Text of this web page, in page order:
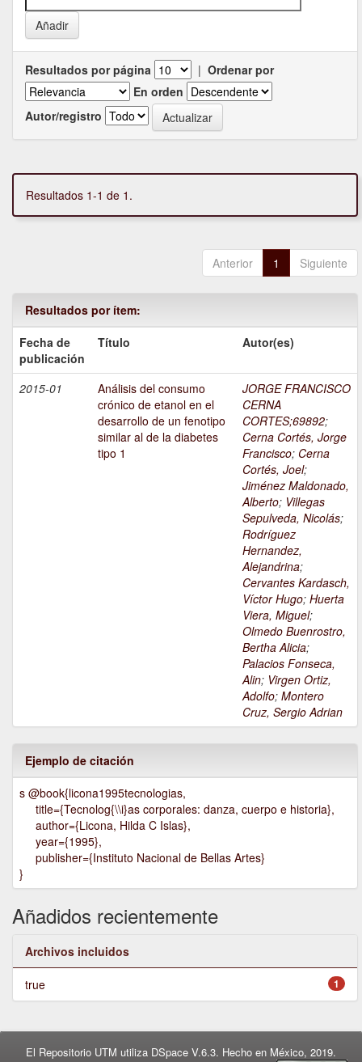
Resultados por página | Ordenar por
En orden
Autor/registro
Resultados 1-1 de 1.
Anterior 1 Siguiente
Resultados por ítem:
Fecha de
publicación
Título Autor(es)
2015-01
Análisis del consumo
crónico de etanol en el
desarrollo de un fenotipo
similar al de la diabetes
tipo 1
JORGE FRANCISCO
CERNA
CORTES;69892;
Cerna Cortés, Jorge
Francisco; Cerna
Cortés, Joel;
Jiménez Maldonado,
Alberto; Villegas
Sepulveda, Nicolás;
Rodríguez
Hernandez,
Alejandrina;
Cervantes Kardasch,
Víctor Hugo; Huerta
Viera, Miguel;
Olmedo Buenrostro,
Bertha Alicia;
Palacios Fonseca,
Alin; Virgen Ortiz,
Adolfo; Montero
Cruz, Sergio Adrian
Ejemplo de citación
s @book{licona1995tecnologias,
title={Tecnolog{\\i}as corporales: danza, cuerpo e historia},
author={Licona, Hilda C Islas},
year={1995},
publisher={Instituto Nacional de Bellas Artes}
}
Añadidos recientemente
Archivos incluidos
1
true
El Repositorio UTM utiliza DSpace V.6.3. Hecho en México, 2019.